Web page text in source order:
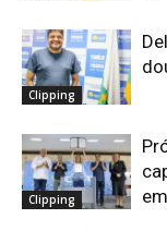
Clipping
Clipping